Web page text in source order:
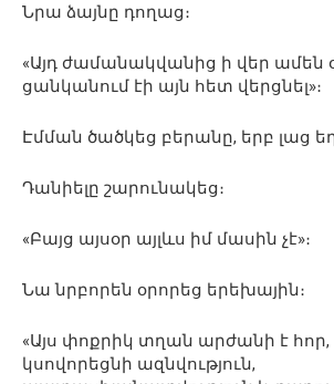
Նրա ձայնը դողաց։
«Այդ ժամանակվանից ի վեր ամեն
ցանկանում էի այն հետ վերցնել»։
Էմման ծածկեց բերանը, երբ լաց
Դանիելը շարունակեց։
«Բայց այսօր այլևս իմ մասին չէ»։
Նա նրբորեն օրորեց երեխային։
«Այս փոքրիկ տղան արժանի է
կսովորեցնի ազնվություն,